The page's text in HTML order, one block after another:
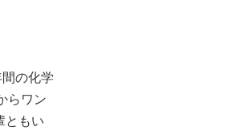
の化学
らワン
ともい